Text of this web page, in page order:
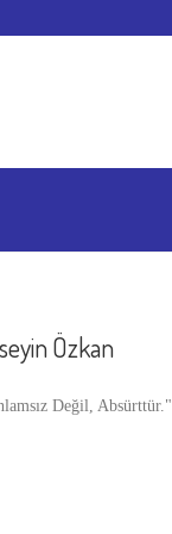
Özkan
Değil, Absürttür."